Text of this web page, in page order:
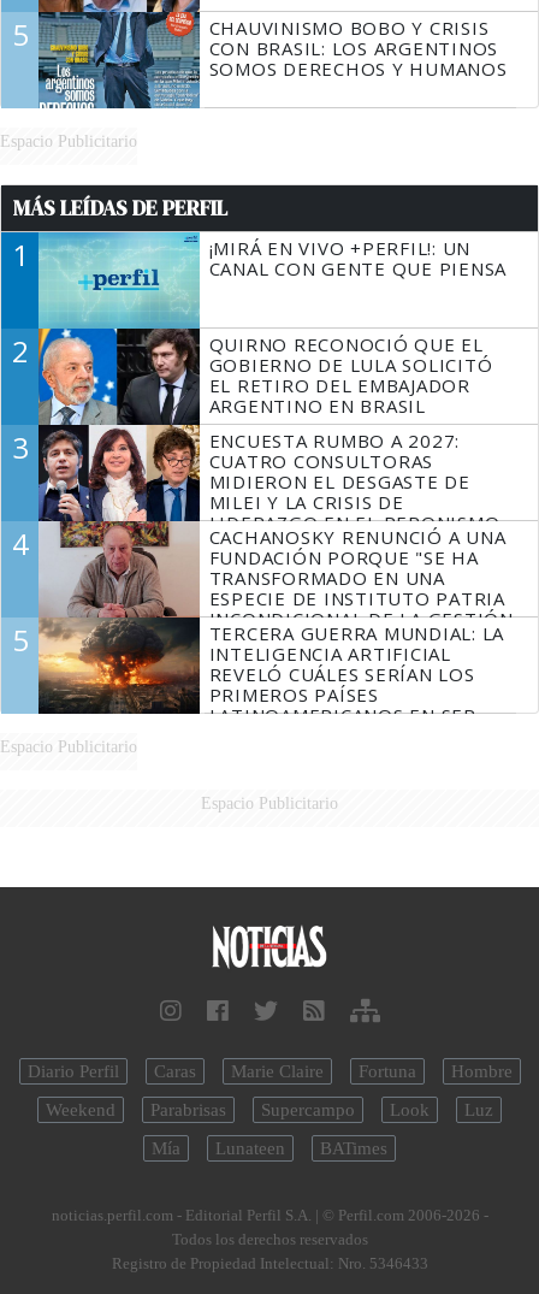
5
CHAUVINISMO BOBO Y CRISIS
CON BRASIL: LOS ARGENTINOS
SOMOS DERECHOS Y HUMANOS
Espacio Publicitario
MÁS LEÍDAS DE PERFIL
1
¡MIRÁ EN VIVO +PERFIL!: UN
CANAL CON GENTE QUE PIENSA
2
QUIRNO RECONOCIÓ QUE EL
GOBIERNO DE LULA SOLICITÓ
EL RETIRO DEL EMBAJADOR
ARGENTINO EN BRASIL
3
ENCUESTA RUMBO A 2027:
CUATRO CONSULTORAS
MIDIERON EL DESGASTE DE
MILEI Y LA CRISIS DE
LIDERAZGO EN EL PERONISMO
4
CACHANOSKY RENUNCIÓ A UNA
FUNDACIÓN PORQUE "SE HA
TRANSFORMADO EN UNA
ESPECIE DE INSTITUTO PATRIA
INCONDICIONAL DE LA GESTIÓN
DE MILEI"
5
TERCERA GUERRA MUNDIAL: LA
INTELIGENCIA ARTIFICIAL
REVELÓ CUÁLES SERÍAN LOS
PRIMEROS PAÍSES
LATINOAMERICANOS EN SER
Espacio Publicitario
Espacio Publicitario
Diario Perfil Caras Marie Claire Fortuna
Hombre
Weekend
Parabrisas Supercampo Look
Luz
Mía
Lunateen BATimes
noticias.perfil.com - Editorial Perfil S.A. | © Perfil.com 2006-2026 -
Todos los derechos reservados
Registro de Propiedad Intelectual: Nro. 5346433